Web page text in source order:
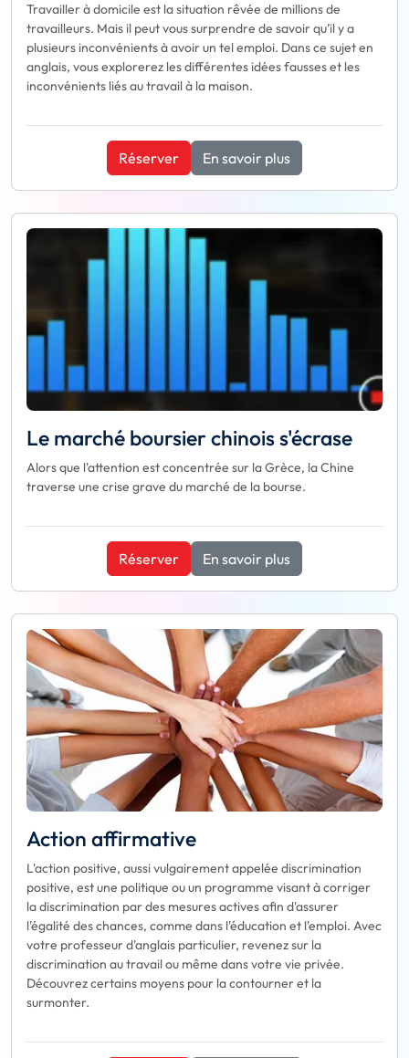
Travailler à domicile est la situation rêvée de millions de
travailleurs. Mais il peut vous surprendre de savoir qu’il y a
plusieurs inconvénients à avoir un tel emploi. Dans ce sujet en
anglais, vous explorerez les différentes idées fausses et les
inconvénients liés au travail à la maison.
Réserver En savoir plus
Le marché boursier chinois s'écrase
Alors que l'attention est concentrée sur la Grèce, la Chine
traverse une crise grave du marché de la bourse.
Réserver En savoir plus
Action affirmative
L'action positive, aussi vulgairement appelée discrimination
positive, est une politique ou un programme visant à corriger
la discrimination par des mesures actives afin d'assurer
l'égalité des chances, comme dans l'éducation et l'emploi. Avec
votre professeur d'anglais particulier, revenez sur la
discrimination au travail ou même dans votre vie privée.
Découvrez certains moyens pour la contourner et la
surmonter.